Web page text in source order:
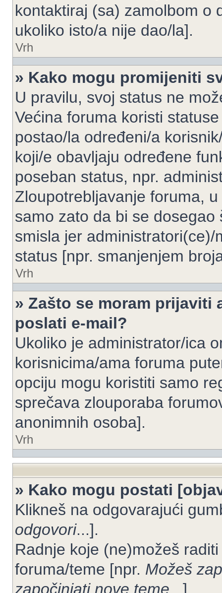
kontaktiraj (sa) zamolbom o
ukoliko isto/a nije dao/la].
Vrh
» Kako mogu promijeniti
U pravilu, svoj status ne
Većina foruma koristi
postao/la određeni/a
koji/e obavljaju određene
poseban status, npr.
Zloupotrebljavanje foruma,
samo zato da bi se
smisla jer
status [npr. smanjenjem
Vrh
» Zašto se moram prijaviti
poslati e-mail?
Ukoliko je administrator/ica
korisnicima/ama foruma
opciju mogu koristiti samo
sprečava zlouporaba
anonimnih osoba].
Vrh
» Kako mogu postati
Klikneš na odgovarajući
odgovori...].
Radnje koje (ne)možeš
foruma/teme [npr. Možeš
započinjati nove teme ...].